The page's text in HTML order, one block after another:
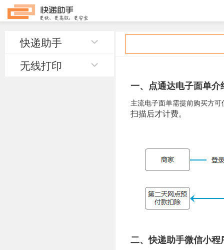
快递助手
无线打印
一、点通达电子面单介
主流电子面单需提前购买方
扫描后才计费。
二、快递助手微信小程